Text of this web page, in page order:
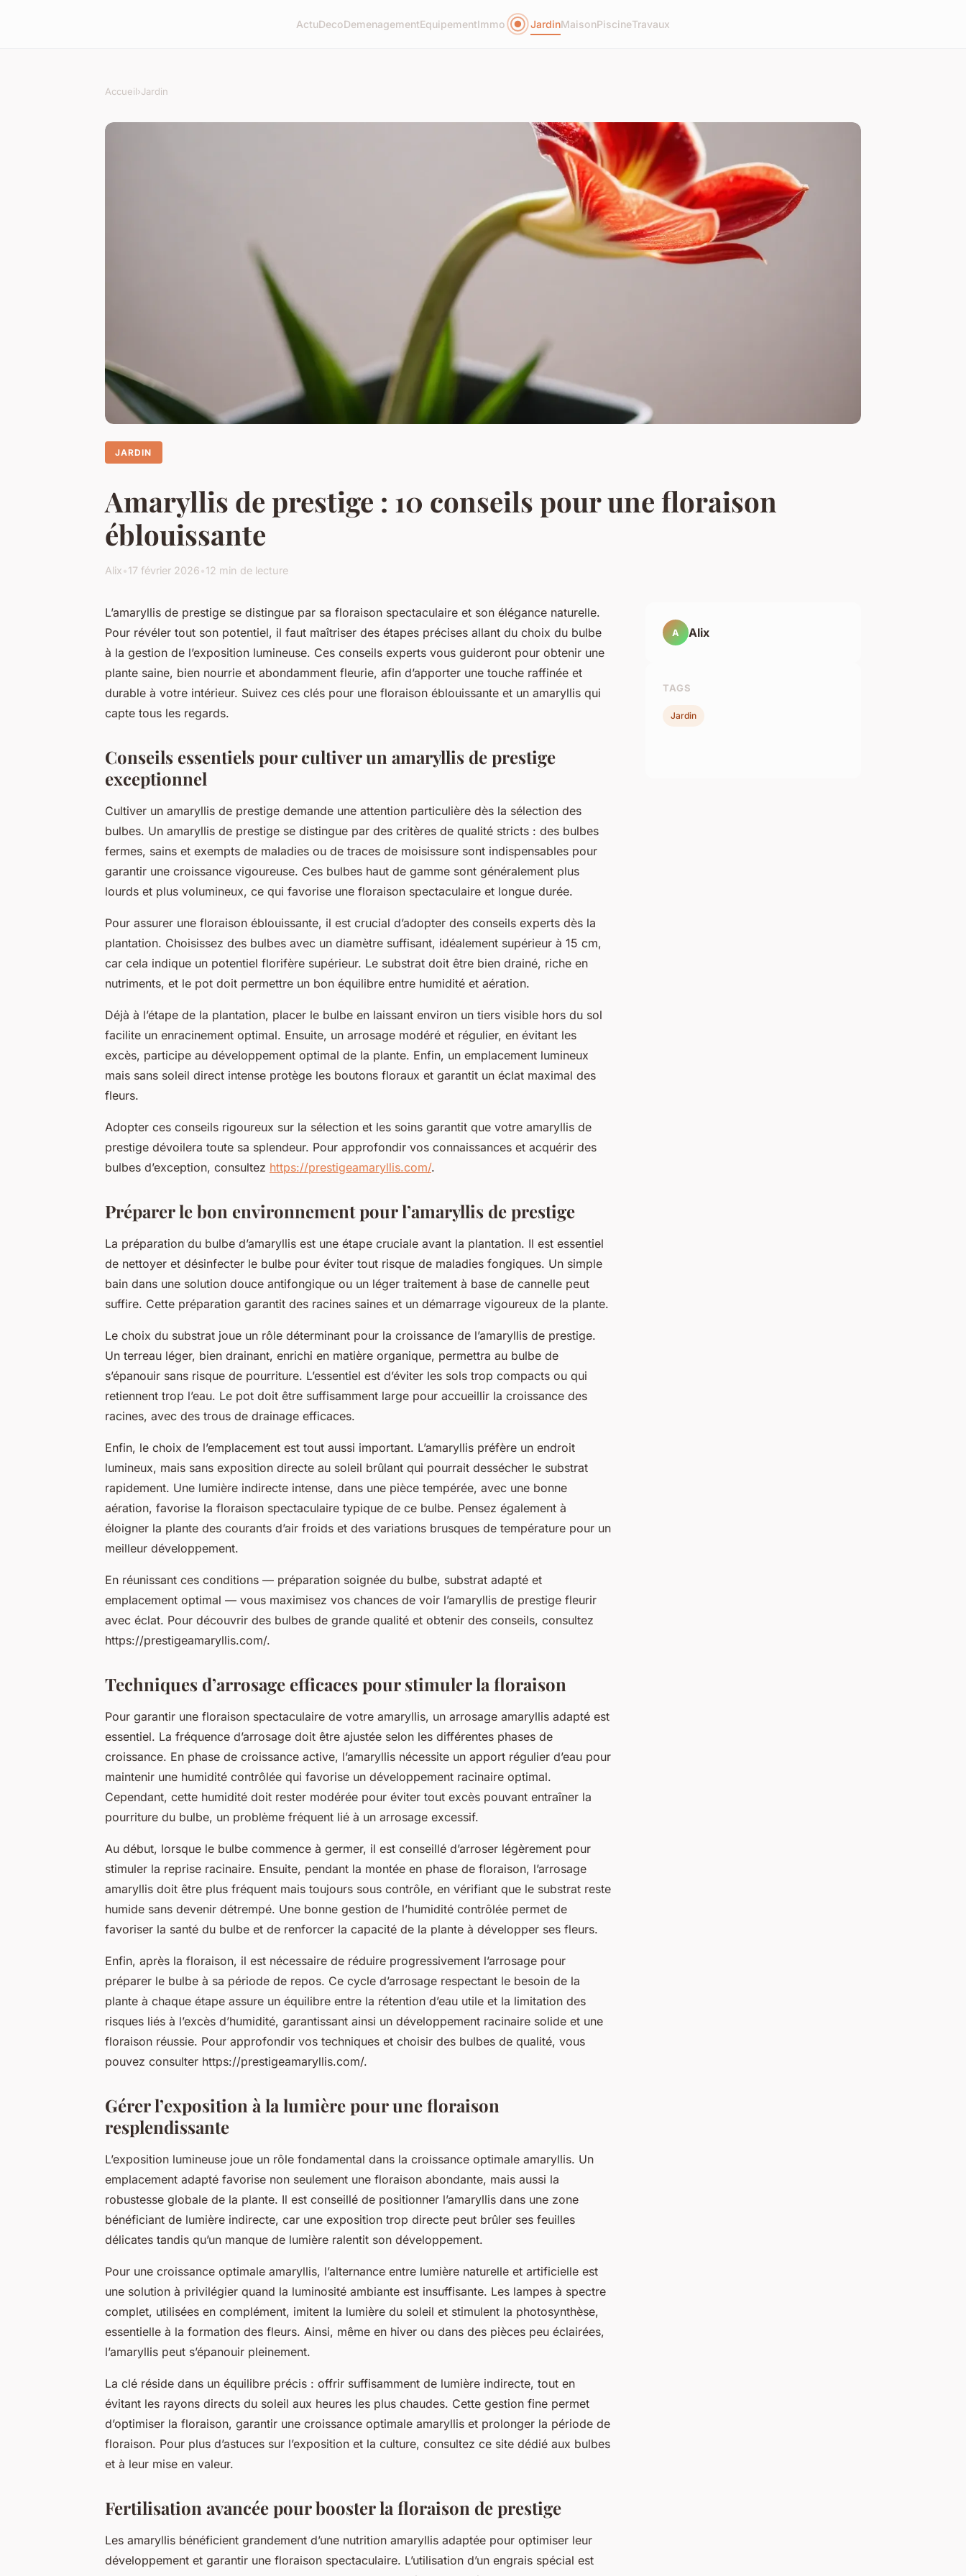
ActuDecoDemenagementEquipementImmo JardinMaisonPiscineTravaux
Accueil›Jardin
JARDIN
Amaryllis de prestige : 10 conseils pour une floraison
éblouissante
Alix•17 février 2026•12 min de lecture
L’amaryllis de prestige se distingue par sa floraison spectaculaire et son élégance naturelle.
Pour révéler tout son potentiel, il faut maîtriser des étapes précises allant du choix du bulbe
à la gestion de l’exposition lumineuse. Ces conseils experts vous guideront pour obtenir une
plante saine, bien nourrie et abondamment fleurie, afin d’apporter une touche raffinée et
durable à votre intérieur. Suivez ces clés pour une floraison éblouissante et un amaryllis qui
capte tous les regards.
Conseils essentiels pour cultiver un amaryllis de prestige
exceptionnel
Cultiver un amaryllis de prestige demande une attention particulière dès la sélection des
bulbes. Un amaryllis de prestige se distingue par des critères de qualité stricts : des bulbes
fermes, sains et exempts de maladies ou de traces de moisissure sont indispensables pour
garantir une croissance vigoureuse. Ces bulbes haut de gamme sont généralement plus
lourds et plus volumineux, ce qui favorise une floraison spectaculaire et longue durée.
Pour assurer une floraison éblouissante, il est crucial d’adopter des conseils experts dès la
plantation. Choisissez des bulbes avec un diamètre suffisant, idéalement supérieur à 15 cm,
car cela indique un potentiel florifère supérieur. Le substrat doit être bien drainé, riche en
nutriments, et le pot doit permettre un bon équilibre entre humidité et aération.
Déjà à l’étape de la plantation, placer le bulbe en laissant environ un tiers visible hors du sol
facilite un enracinement optimal. Ensuite, un arrosage modéré et régulier, en évitant les
excès, participe au développement optimal de la plante. Enfin, un emplacement lumineux
mais sans soleil direct intense protège les boutons floraux et garantit un éclat maximal des
fleurs.
Adopter ces conseils rigoureux sur la sélection et les soins garantit que votre amaryllis de
prestige dévoilera toute sa splendeur. Pour approfondir vos connaissances et acquérir des
bulbes d’exception, consultez https://prestigeamaryllis.com/.
Préparer le bon environnement pour l’amaryllis de prestige
La préparation du bulbe d’amaryllis est une étape cruciale avant la plantation. Il est essentiel
de nettoyer et désinfecter le bulbe pour éviter tout risque de maladies fongiques. Un simple
bain dans une solution douce antifongique ou un léger traitement à base de cannelle peut
suffire. Cette préparation garantit des racines saines et un démarrage vigoureux de la plante.
Le choix du substrat joue un rôle déterminant pour la croissance de l’amaryllis de prestige.
Un terreau léger, bien drainant, enrichi en matière organique, permettra au bulbe de
s’épanouir sans risque de pourriture. L’essentiel est d’éviter les sols trop compacts ou qui
retiennent trop l’eau. Le pot doit être suffisamment large pour accueillir la croissance des
racines, avec des trous de drainage efficaces.
Enfin, le choix de l’emplacement est tout aussi important. L’amaryllis préfère un endroit
lumineux, mais sans exposition directe au soleil brûlant qui pourrait dessécher le substrat
rapidement. Une lumière indirecte intense, dans une pièce tempérée, avec une bonne
aération, favorise la floraison spectaculaire typique de ce bulbe. Pensez également à
éloigner la plante des courants d’air froids et des variations brusques de température pour un
meilleur développement.
En réunissant ces conditions — préparation soignée du bulbe, substrat adapté et
emplacement optimal — vous maximisez vos chances de voir l’amaryllis de prestige fleurir
avec éclat. Pour découvrir des bulbes de grande qualité et obtenir des conseils, consultez
https://prestigeamaryllis.com/.
Techniques d’arrosage efficaces pour stimuler la floraison
Pour garantir une floraison spectaculaire de votre amaryllis, un arrosage amaryllis adapté est
essentiel. La fréquence d’arrosage doit être ajustée selon les différentes phases de
croissance. En phase de croissance active, l’amaryllis nécessite un apport régulier d’eau pour
maintenir une humidité contrôlée qui favorise un développement racinaire optimal.
Cependant, cette humidité doit rester modérée pour éviter tout excès pouvant entraîner la
pourriture du bulbe, un problème fréquent lié à un arrosage excessif.
Au début, lorsque le bulbe commence à germer, il est conseillé d’arroser légèrement pour
stimuler la reprise racinaire. Ensuite, pendant la montée en phase de floraison, l’arrosage
amaryllis doit être plus fréquent mais toujours sous contrôle, en vérifiant que le substrat reste
humide sans devenir détrempé. Une bonne gestion de l’humidité contrôlée permet de
favoriser la santé du bulbe et de renforcer la capacité de la plante à développer ses fleurs.
Enfin, après la floraison, il est nécessaire de réduire progressivement l’arrosage pour
préparer le bulbe à sa période de repos. Ce cycle d’arrosage respectant le besoin de la
plante à chaque étape assure un équilibre entre la rétention d’eau utile et la limitation des
risques liés à l’excès d’humidité, garantissant ainsi un développement racinaire solide et une
floraison réussie. Pour approfondir vos techniques et choisir des bulbes de qualité, vous
pouvez consulter https://prestigeamaryllis.com/.
Gérer l’exposition à la lumière pour une floraison
resplendissante
L’exposition lumineuse joue un rôle fondamental dans la croissance optimale amaryllis. Un
emplacement adapté favorise non seulement une floraison abondante, mais aussi la
robustesse globale de la plante. Il est conseillé de positionner l’amaryllis dans une zone
bénéficiant de lumière indirecte, car une exposition trop directe peut brûler ses feuilles
délicates tandis qu’un manque de lumière ralentit son développement.
Pour une croissance optimale amaryllis, l’alternance entre lumière naturelle et artificielle est
une solution à privilégier quand la luminosité ambiante est insuffisante. Les lampes à spectre
complet, utilisées en complément, imitent la lumière du soleil et stimulent la photosynthèse,
essentielle à la formation des fleurs. Ainsi, même en hiver ou dans des pièces peu éclairées,
l’amaryllis peut s’épanouir pleinement.
La clé réside dans un équilibre précis : offrir suffisamment de lumière indirecte, tout en
évitant les rayons directs du soleil aux heures les plus chaudes. Cette gestion fine permet
d’optimiser la floraison, garantir une croissance optimale amaryllis et prolonger la période de
floraison. Pour plus d’astuces sur l’exposition et la culture, consultez ce site dédié aux bulbes
et à leur mise en valeur.
Fertilisation avancée pour booster la floraison de prestige
Les amaryllis bénéficient grandement d’une nutrition amaryllis adaptée pour optimiser leur
développement et garantir une floraison spectaculaire. L’utilisation d’un engrais spécial est
A Alix
TAGS
Jardin